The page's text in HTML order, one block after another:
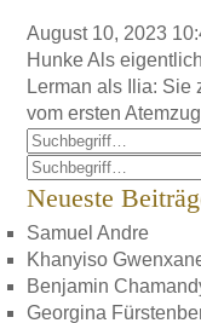
August 10, 2023
Hunke Als
Lerman als Ilia: Sie
vom ersten
Neueste
Samuel Andre
Khanyiso
Benjamin
Georgina